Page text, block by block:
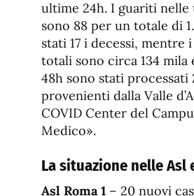
ultime 24h. I guariti nelle
sono 88 per un totale di
stati 17 i decessi, mentre
totali sono circa 134 mila
48h sono stati processati
provenienti dalla Valle
COVID Center del
Medico».
La situazione nelle Asl
Asl Roma 1 – 20 nuovi